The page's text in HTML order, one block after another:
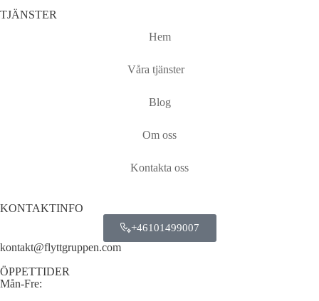
TJÄNSTER
Hem
Våra tjänster
Blog
Om oss
Kontakta oss
KONTAKTINFO
+46101499007
kontakt@flyttgruppen.com
ÖPPETTIDER
Mån-Fre: